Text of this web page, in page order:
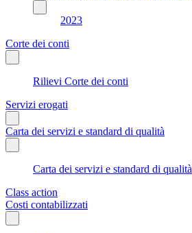
2023
Corte dei conti
Rilievi Corte dei conti
Servizi erogati
Carta dei servizi e standard di qualità
Carta dei servizi e standard di qualità
Class action
Costi contabilizzati